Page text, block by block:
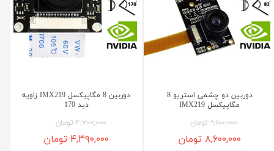
دوربین دو چشمی استریو 8
مگاپیکسل IMX219
۹,۱۰۰,۰۰۰ تومان
۸,۶۰۰,۰۰۰ تومان
دوربین 8 مگاپیکسل IMX219 زاویه
دید 170
۴,۷۰۰,۰۰۰ تومان
۴,۳۹۰,۰۰۰ تومان